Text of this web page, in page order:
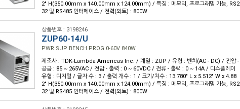
2" H(350.00mm x 140.00mm x 124.00mm) / 특징 : 메모리, 프로그래밍 가능, RS2
32 및 RS485 인터페이스 / 전력(와트) : 800W
상품번호 : 3198246
ZUP60-14/U
PWR SUP BENCH PROG 0-60V 840W
제조사 : TDK-Lambda Americas Inc. / 계열 : ZUP / 유형 : 벤치(AC - DC) / 전압 -
공급 : 85 ~ 265VAC / 전압 - 출력 : 0 ~ 60VDC / 전류 - 출력 : 0 ~ 14A / 디스플레이
유형 : 디지털 / 글자 수 : 3 / 출력 개수 : 1 / 크기/치수 : 13.780" L x 5.512" W x 4.88
2" H(350.00mm x 140.00mm x 124.00mm) / 특징 : 메모리, 프로그래밍 가능, RS2
32 및 RS485 인터페이스 / 전력(와트) : 800W